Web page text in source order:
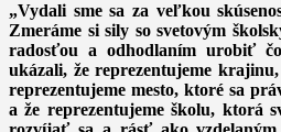
„Vydali sme sa za veľkou
Zmeráme si sily so svetovým
radosťou a odhodlaním urobiť
ukázali, že reprezentujeme
reprezentujeme mesto, ktoré sa
a že reprezentujeme školu, ktorá